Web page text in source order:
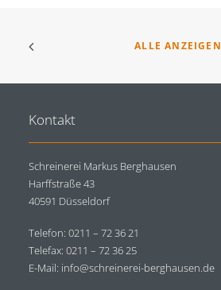
ALLE ANZEIGEN
Kontakt
Schreinerei Markus Berghausen
Harffstraße 43
40591 Düsseldorf
Telefon: 0211 – 72 36 21
Telefax: 0211 – 72 36 25
E-Mail: info@schreinerei-berghausen.de